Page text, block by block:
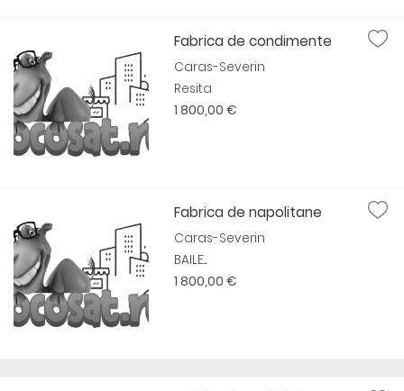
Fabrica de condimente
Caras-Severin
Resita
1 800,00 €
Fabrica de napolitane
Caras-Severin
BAILE...
1 800,00 €